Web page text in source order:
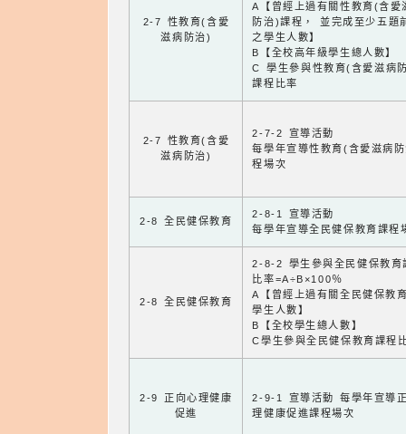
2-7 性教育(含愛
滋病防治)
A【曾經上過有關性教育(含愛
防治)課程， 並完成至少五題
之學生人數】
B【全校高年級學生總人數】
C 學生參與性教育(含愛滋病
課程比率
2-7 性教育(含愛
滋病防治)
2-7-2 宣導活動
每學年宣導性教育(含愛滋病
程場次
2-8 全民健保教育
2-8-1 宣導活動
每學年宣導全民健保教育課程
2-8 全民健保教育
2-8-2 學生參與全民健保教育
比率=A÷B×100％
A【曾經上過有關全民健保教
學生人數】
B【全校學生總人數】
C學生參與全民健保教育課程
2-9 正向心理健康
促進
2-9-1 宣導活動 每學年宣導
理健康促進課程場次